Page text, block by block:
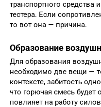
транспортного
тестера. Если
то вот она — причина.
Образование
Для образования
необходимо две вещи —
контексте, забитость
что горючая смесь будет
повлияет на работу